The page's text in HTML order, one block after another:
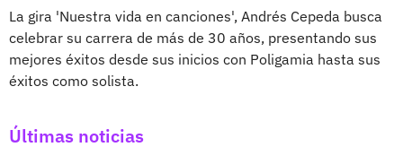
La gira 'Nuestra vida en canciones', Andrés Cepeda busca
celebrar su carrera de más de 30 años, presentando sus
mejores éxitos desde sus inicios con Poligamia hasta sus
éxitos como solista.
Últimas noticias